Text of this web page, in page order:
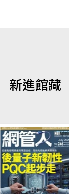
新進館藏